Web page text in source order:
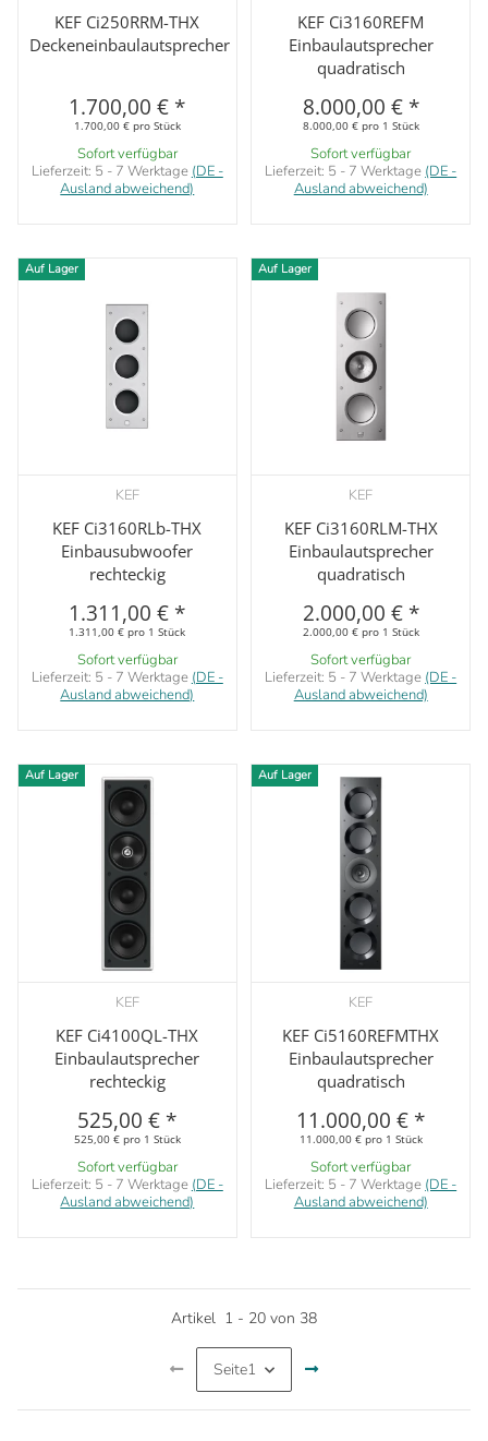
KEF Ci250RRM-THX
Deckeneinbaulautsprecher
1.700,00 € *
1.700,00 € pro Stück
Sofort verfügbar
Lieferzeit: 5 - 7 Werktage (DE -
Ausland abweichend)
KEF Ci3160REFM
Einbaulautsprecher
quadratisch
8.000,00 € *
8.000,00 € pro 1 Stück
Sofort verfügbar
Lieferzeit: 5 - 7 Werktage (DE -
Ausland abweichend)
Auf Lager
KEF
KEF Ci3160RLb-THX
Einbausubwoofer
rechteckig
1.311,00 € *
1.311,00 € pro 1 Stück
Sofort verfügbar
Lieferzeit: 5 - 7 Werktage (DE -
Ausland abweichend)
Auf Lager
KEF
KEF Ci3160RLM-THX
Einbaulautsprecher
quadratisch
2.000,00 € *
2.000,00 € pro 1 Stück
Sofort verfügbar
Lieferzeit: 5 - 7 Werktage (DE -
Ausland abweichend)
Auf Lager
KEF
KEF Ci4100QL-THX
Einbaulautsprecher
rechteckig
525,00 € *
525,00 € pro 1 Stück
Sofort verfügbar
Lieferzeit: 5 - 7 Werktage (DE -
Ausland abweichend)
Auf Lager
KEF
KEF Ci5160REFMTHX
Einbaulautsprecher
quadratisch
11.000,00 € *
11.000,00 € pro 1 Stück
Sofort verfügbar
Lieferzeit: 5 - 7 Werktage (DE -
Ausland abweichend)
Artikel 1 - 20 von 38
Seite1